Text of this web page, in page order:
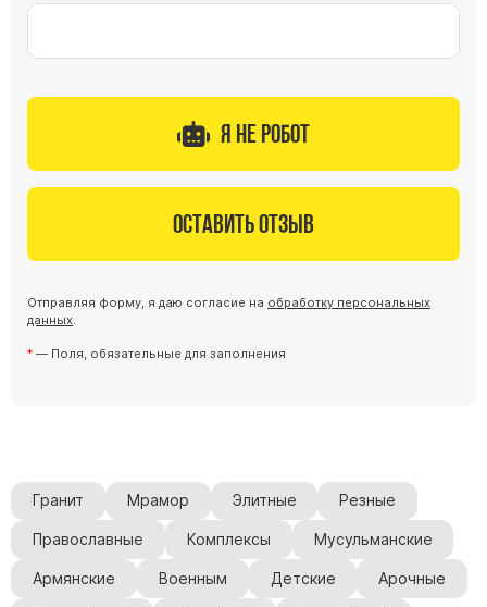
Я не робот
Оставить отзыв
Отправляя форму, я даю согласие на обработку персональных
данных
— Поля, обязательные для заполнения
Гранит Мрамор Элитные Резные
Православные Комплексы Мусульманские
Армянские Военным Детские Арочные